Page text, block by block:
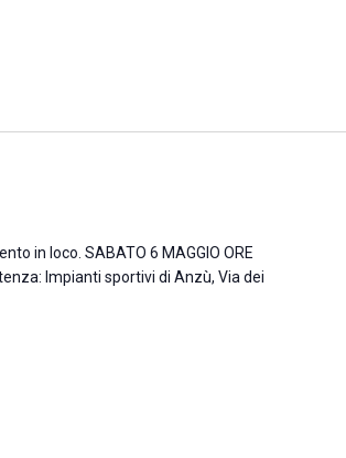
in loco. SABATO 6 MAGGIO ORE
Impianti sportivi di Anzù, Via dei